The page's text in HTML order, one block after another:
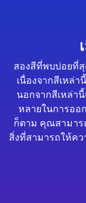
สองสีที่พบบ่อยที่
เนื่องจากสีเหล่
นอกจากสีเหล่า
หลายในการออ
ก็ตาม คุณสามาร
สิ่งที่สามารถให้ค